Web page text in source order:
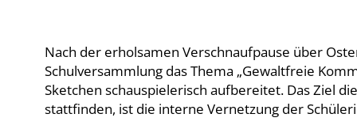
Nach der erholsamen Verschnaufpause über
Schulversammlung das Thema „Gewaltfreie
Sketchen schauspielerisch aufbereitet. Das Ziel
stattfinden, ist die interne Vernetzung der